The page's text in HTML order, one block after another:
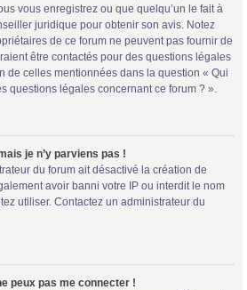
vous enregistrez ou que quelqu’un le fait à
juridique pour obtenir son avis. Notez
de ce forum ne peuvent pas fournir de
être contactés pour des questions légales
de celles mentionnées dans la question « Qui
questions légales concernant ce forum ? ».
je n’y parviens pas !
du forum ait désactivé la création de
avoir banni votre IP ou interdit le nom
utiliser. Contactez un administrateur du
peux pas me connecter !